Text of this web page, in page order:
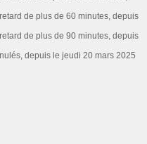
de plus de 60 minutes, depuis
de plus de 90 minutes, depuis
depuis le jeudi 20 mars 2025